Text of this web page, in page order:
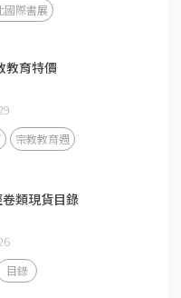
國際書展
教育特價
宗教教育週
類現貨目錄
目錄